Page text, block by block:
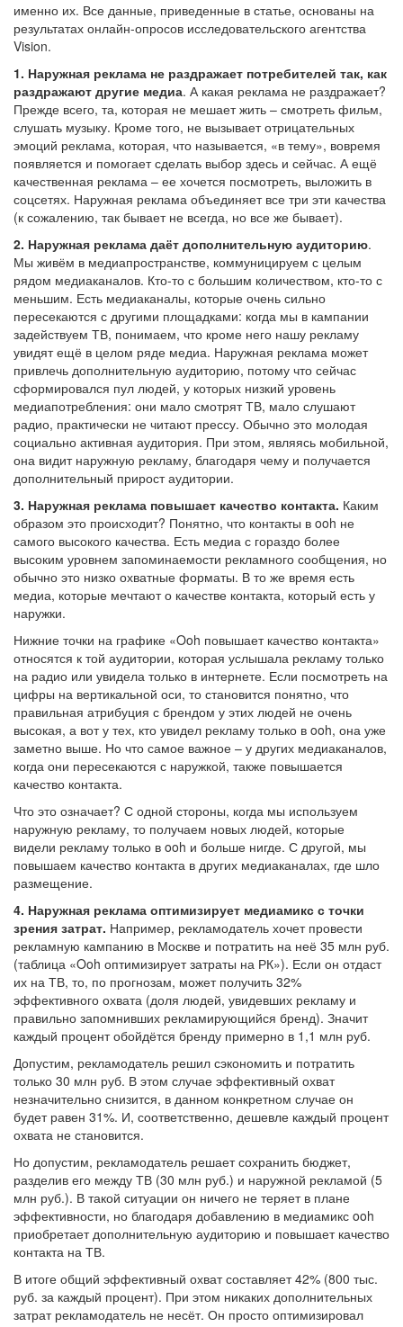
именно их. Все данные, приведенные в статье, основаны на
результатах онлайн-опросов исследовательского агентства
Vision.
1. Наружная реклама не раздражает потребителей так, как
раздражают другие медиа. А какая реклама не раздражает?
Прежде всего, та, которая не мешает жить – смотреть фильм,
слушать музыку. Кроме того, не вызывает отрицательных
эмоций реклама, которая, что называется, «в тему», вовремя
появляется и помогает сделать выбор здесь и сейчас. А ещё
качественная реклама – ее хочется посмотреть, выложить в
соцсетях. Наружная реклама объединяет все три эти качества
(к сожалению, так бывает не всегда, но все же бывает).
2. Наружная реклама даёт дополнительную аудиторию.
Мы живём в медиапространстве, коммуницируем с целым
рядом медиаканалов. Кто-то с большим количеством, кто-то с
меньшим. Есть медиаканалы, которые очень сильно
пересекаются с другими площадками: когда мы в кампании
задействуем ТВ, понимаем, что кроме него нашу рекламу
увидят ещё в целом ряде медиа. Наружная реклама может
привлечь дополнительную аудиторию, потому что сейчас
сформировался пул людей, у которых низкий уровень
медиапотребления: они мало смотрят ТВ, мало слушают
радио, практически не читают прессу. Обычно это молодая
социально активная аудитория. При этом, являясь мобильной,
она видит наружную рекламу, благодаря чему и получается
дополнительный прирост аудитории.
3. Наружная реклама повышает качество контакта. Каким
образом это происходит? Понятно, что контакты в ooh не
самого высокого качества. Есть медиа с гораздо более
высоким уровнем запоминаемости рекламного сообщения, но
обычно это низко охватные форматы. В то же время есть
медиа, которые мечтают о качестве контакта, который есть у
наружки.
Нижние точки на графике «Ooh повышает качество контакта»
относятся к той аудитории, которая услышала рекламу только
на радио или увидела только в интернете. Если посмотреть на
цифры на вертикальной оси, то становится понятно, что
правильная атрибуция с брендом у этих людей не очень
высокая, а вот у тех, кто увидел рекламу только в ooh, она уже
заметно выше. Но что самое важное – у других медиаканалов,
когда они пересекаются с наружкой, также повышается
качество контакта.
Что это означает? С одной стороны, когда мы используем
наружную рекламу, то получаем новых людей, которые
видели рекламу только в ooh и больше нигде. С другой, мы
повышаем качество контакта в других медиаканалах, где шло
размещение.
4. Наружная реклама оптимизирует медиамикс с точки
зрения затрат. Например, рекламодатель хочет провести
рекламную кампанию в Москве и потратить на неё 35 млн руб.
(таблица «Ooh оптимизирует затраты на РК»). Если он отдаст
их на ТВ, то, по прогнозам, может получить 32%
эффективного охвата (доля людей, увидевших рекламу и
правильно запомнивших рекламирующийся бренд). Значит
каждый процент обойдётся бренду примерно в 1,1 млн руб.
Допустим, рекламодатель решил сэкономить и потратить
только 30 млн руб. В этом случае эффективный охват
незначительно снизится, в данном конкретном случае он
будет равен 31%. И, соответственно, дешевле каждый процент
охвата не становится.
Но допустим, рекламодатель решает сохранить бюджет,
разделив его между ТВ (30 млн руб.) и наружной рекламой (5
млн руб.). В такой ситуации он ничего не теряет в плане
эффективности, но благодаря добавлению в медиамикс ooh
приобретает дополнительную аудиторию и повышает качество
контакта на ТВ.
В итоге общий эффективный охват составляет 42% (800 тыс.
руб. за каждый процент). При этом никаких дополнительных
затрат рекламодатель не несёт. Он просто оптимизировал